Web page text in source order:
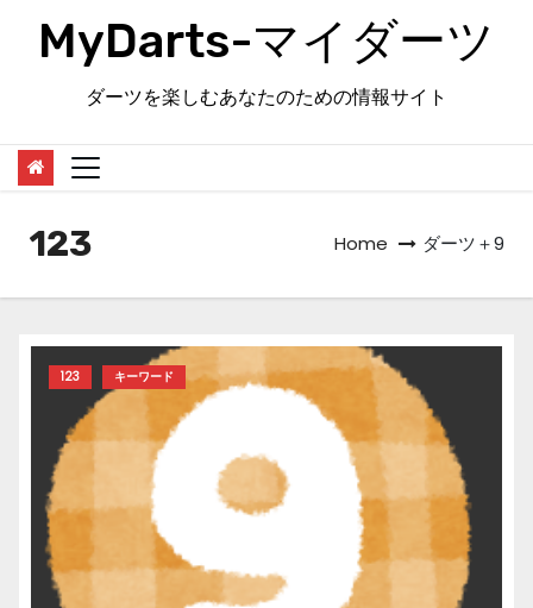
MyDarts-マイダーツ
ダーツを楽しむあなたのための情報サイト
123 Home ダーツ＋9
123 キーワード